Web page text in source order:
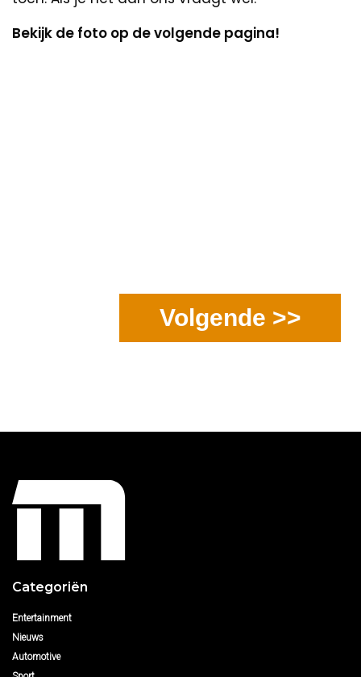
Bekijk de foto op de volgende pagina!
Volgende >>
Categoriën
Entertainment
Nieuws
Automotive